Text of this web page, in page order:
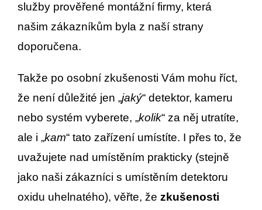
služby prověřené montážní firmy, která
našim zákazníkům byla z naší strany
doporučena.
Takže po osobní zkušenosti Vám mohu říct,
že není důležité jen „jaký“ detektor, kameru
nebo systém vyberete, „kolik“ za něj utratíte,
ale i „kam“ tato zařízení umístíte. I přes to, že
uvažujete nad umístěním prakticky (stejně
jako naši zákazníci s umístěním detektoru
oxidu uhelnatého), věřte, že zkušenosti